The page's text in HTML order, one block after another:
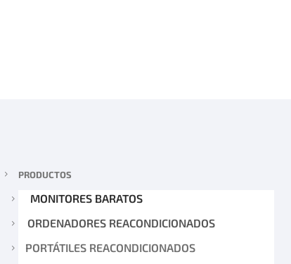
PRODUCTOS
MONITORES BARATOS
ORDENADORES REACONDICIONADOS
PORTÁTILES REACONDICIONADOS